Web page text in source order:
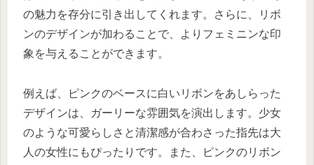
の魅力を存分に引き出してくれます。さらに、リボ
ンのデザインが加わることで、よりフェミニンな印
象を与えることができます。
例えば、ピンクのベースに白いリボンをあしらった
デザインは、ガーリーな雰囲気を演出します。少女
のような可愛らしさと清潔感が合わさった指先は大
人の女性にもぴったりです。また、ピンクのリボン